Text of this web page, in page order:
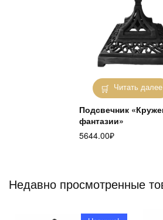
Читать далее
Подсвечник
фантазии»
5644.00₽
Недавно просмотренные